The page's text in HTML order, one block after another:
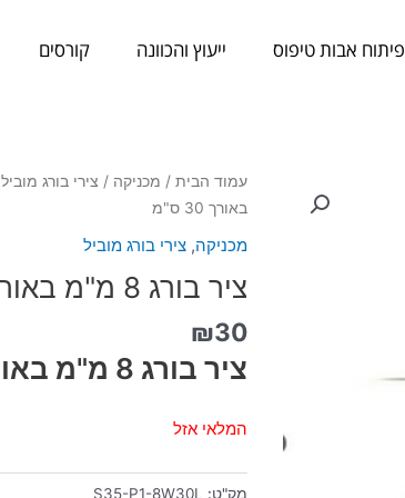
פיתוח אבות טיפוס ייעוץ והכוונה קורסים
עמוד הבית/ מכניקה / צירי בורג מוביל
באורך 30 ס"מ
מכניקה, צירי בורג מוביל
ציר בורג 8 מ"מ באורך 30 ס"מ
₪30
ציר בורג 8 מ"מ באורך 30 ס"מ
המלאי אזל
מק"ט: S35-P1-8W30L